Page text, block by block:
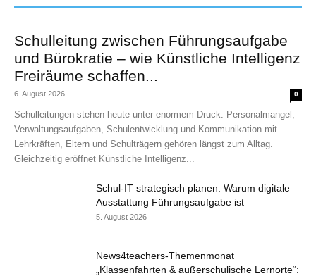
Schulleitung zwischen Führungsaufgabe
und Bürokratie – wie Künstliche Intelligenz
Freiräume schaffen...
6. August 2026 0
Schulleitungen stehen heute unter enormem Druck: Personalmangel,
Verwaltungsaufgaben, Schulentwicklung und Kommunikation mit
Lehrkräften, Eltern und Schulträgern gehören längst zum Alltag.
Gleichzeitig eröffnet Künstliche Intelligenz...
Schul-IT strategisch planen: Warum digitale
Ausstattung Führungsaufgabe ist
5. August 2026
News4teachers-Themenmonat
„Klassenfahrten & außerschulische Lernorte“: